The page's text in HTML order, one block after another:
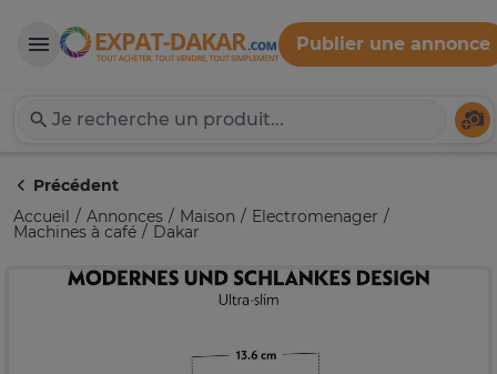
Expat-Dakar
Publier une annonce
Précédent
Accueil
Annonces Maison Electromenager
Machines à café Dakar